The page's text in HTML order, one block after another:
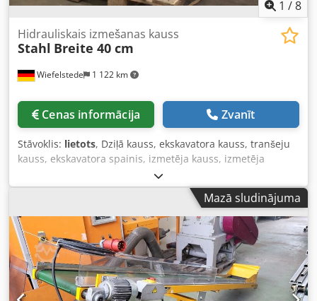
1 /8
Wiefelstede 1 122 km
Hidrauliskais izmešanas kauss
Stahl Breite 40 cm
Cenas informācija Zvanīt
Stāvoklis: lietots, Dziļā kauss, ekskavatora kauss, tranšeju
kauss, ekskavatora spainis, izmetēja kauss, izmetēja
spainis Crodpjtvb Enefx Acbsf - Ekskavatora kauss:
hidrauliskais izmetēja kauss, smagā izpildījuma - Platums:
400 mm - Augstums: 830 mm - Dziļums: 1330 mm -
Iekšējais stiprinājuma platums: 240/270 mm -
Stiprinājums: urbums Ø 72/60 mm, izmēri skat. foto -
Stiprinājumu uz kausa pēc nepieciešamības varam
pārveidot par papildu samaksu - Transportēšanas izmēri:
1330/400/H1050 mm - Svars: 289 kg
Mazā sludinājuma